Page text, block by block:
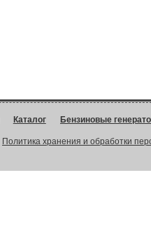
Каталог Бензиновые
Политика хранения и обработки